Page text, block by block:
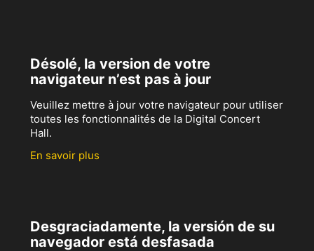
Désolé, la version de votre
navigateur n’est pas à jour
Veuillez mettre à jour votre navigateur pour utiliser
toutes les fonctionnalités de la Digital Concert
Hall.
En savoir plus
Desgraciadamente, la versión de su
navegador está desfasada